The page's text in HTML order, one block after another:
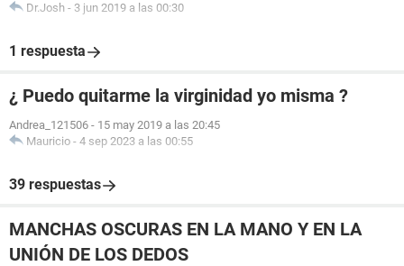
Dr.Josh - 3 jun 2019 a las 00:30
1 respuesta
¿ Puedo quitarme la virginidad yo misma ?
Andrea_121506 - 15 may 2019 a las 20:45
Mauricio - 4 sep 2023 a las 00:55
39 respuestas
MANCHAS OSCURAS EN LA MANO Y EN LA
UNIÓN DE LOS DEDOS